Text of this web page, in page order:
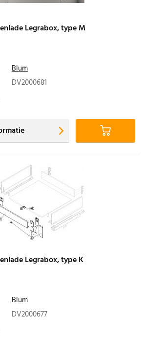
Legrabox, type M
Blum
DV2000681
Legrabox, type K
Blum
DV2000677